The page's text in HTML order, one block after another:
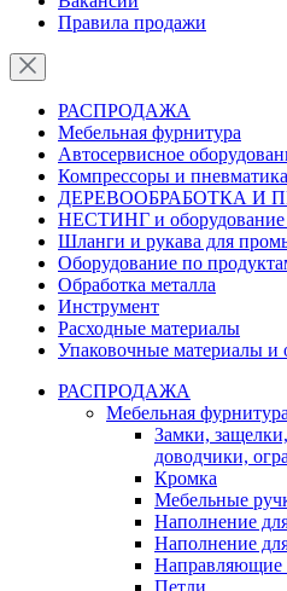
Правила продажи
РАСПРОДАЖА
Мебельная фурнитура
Автосервисное
Компрессоры и пневматика
ДЕРЕВООБРАБОТКА И
НЕСТИНГ и
Шланги и рукава для
Оборудование по
Обработка металла
Инструмент
Расходные материалы
Упаковочные материалы и
РАСПРОДАЖА
Мебельная
Замки,
доводчики,
Кромка
Мебельные
Наполнение
Наполнение
Направляющие